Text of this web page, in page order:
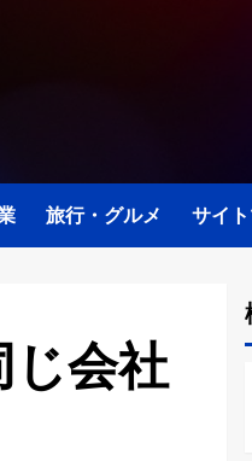
旅行・グルメ サイ
会社